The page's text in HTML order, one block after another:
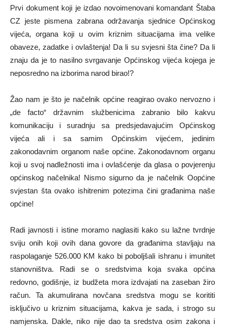
Prvi dokument koji je izdao novoimenovani komandant Štaba
CZ jeste pismena zabrana održavanja sjednice Općinskog
vijeća, organa koji u ovim kriznim situacijama ima velike
obaveze, zadatke i ovlaštenja! Da li su svjesni šta čine? Da li
znaju da je to nasilno svrgavanje Općinskog vijeća kojega je
neposredno na izborima narod birao!?
Žao nam je što je načelnik općine reagirao ovako nervozno i
„de facto“ državnim službenicima zabranio bilo kakvu
komunikaciju i suradnju sa predsjedavajućim Općinskog
vijeća ali i sa samim Općinskim vijećem, jedinim
zakonodavnim organom naše općine. Zakonodavnom organu
koji u svoj nadležnosti ima i ovlašćenje da glasa o povjerenju
općinskog načelnika! Nismo sigurno da je načelnik Oopćine
svjestan šta ovako ishitrenim potezima čini građanima naše
općine!
Radi javnosti i istine moramo naglasiti kako su lažne tvrdnje
sviju onih koji ovih dana govore da građanima stavljaju na
raspolaganje 526.000 KM kako bi poboljšali ishranu i imunitet
stanovništva. Radi se o sredstvima koja svaka općina
redovno, godišnje, iz budžeta mora izdvajati na zaseban žiro
račun. Ta akumulirana novčana sredstva mogu se korititi
isključivo u kriznim situacijama, kakva je sada, i strogo su
namjenska. Dakle, niko nije dao ta sredstva osim zakona i